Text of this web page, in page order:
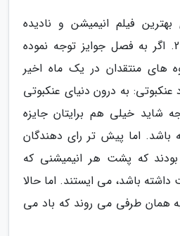
فیلم انیمیشن و نادیده
دریافت شگفت انگیزان 2. اگر به فصل جوایز توجه نموده
های منتقدان در یک ماه اخیر
به درون دنیای عنکبوتی
شاید خیلی هم برایتان جایزه
اما پیش تر رای دهندگان
که پشت هر انیمیشنی که
باشد، می ایستند. اما حالا
همان طرفی می روند که باد می